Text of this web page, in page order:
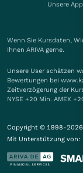
Unsere
Wenn Sie Kursdaten,
Ihnen ARIVA gerne.
Unsere User schätzen
Bewertungen bei
Zeitverzögerung der
NYSE +20 Min. AMEX
Copyright © 1998-2026
Mit Unterstützung von: